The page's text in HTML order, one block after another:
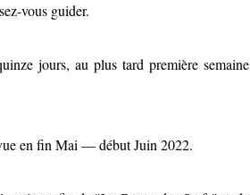
vous guider.
jours, au plus tard première semaine
en fin Mai — début Juin 2022.